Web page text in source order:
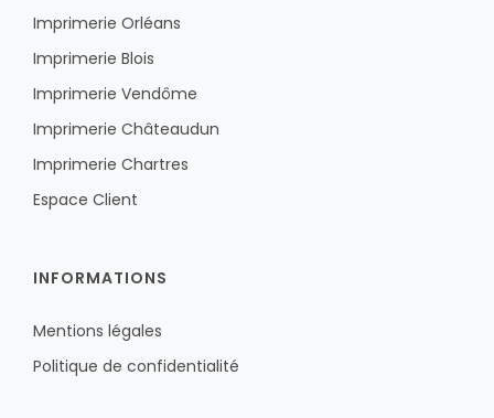
Imprimerie Orléans
Imprimerie Blois
Imprimerie Vendôme
Imprimerie Châteaudun
Imprimerie Chartres
Espace Client
INFORMATIONS
Mentions légales
Politique de confidentialité